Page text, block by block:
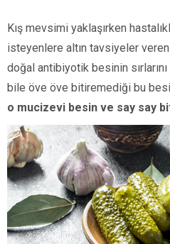
Kış mevsimi yaklaşırken
isteyenlere altın tavsiyeler veren
doğal antibiyotik besinin sırlarını
bile öve öve bitiremediği bu
o mucizevi besin ve say say